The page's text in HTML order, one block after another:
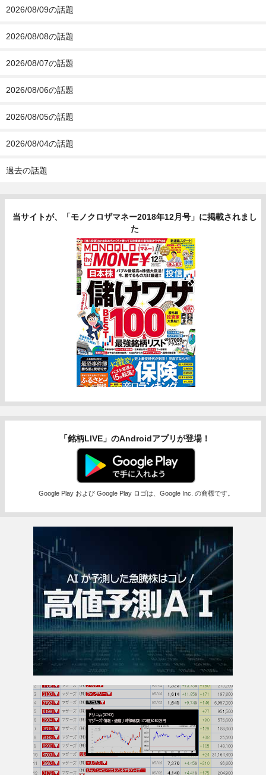
2026/08/09の話題
2026/08/08の話題
2026/08/07の話題
2026/08/06の話題
2026/08/05の話題
2026/08/04の話題
過去の話題
当サイトが、「モノクロザマネー2018年12月号」に掲載されまし
た
「銘柄LIVE」のAndroidアプリが登場！
Google Play および Google Play ロゴは、Google Inc. の商標です。